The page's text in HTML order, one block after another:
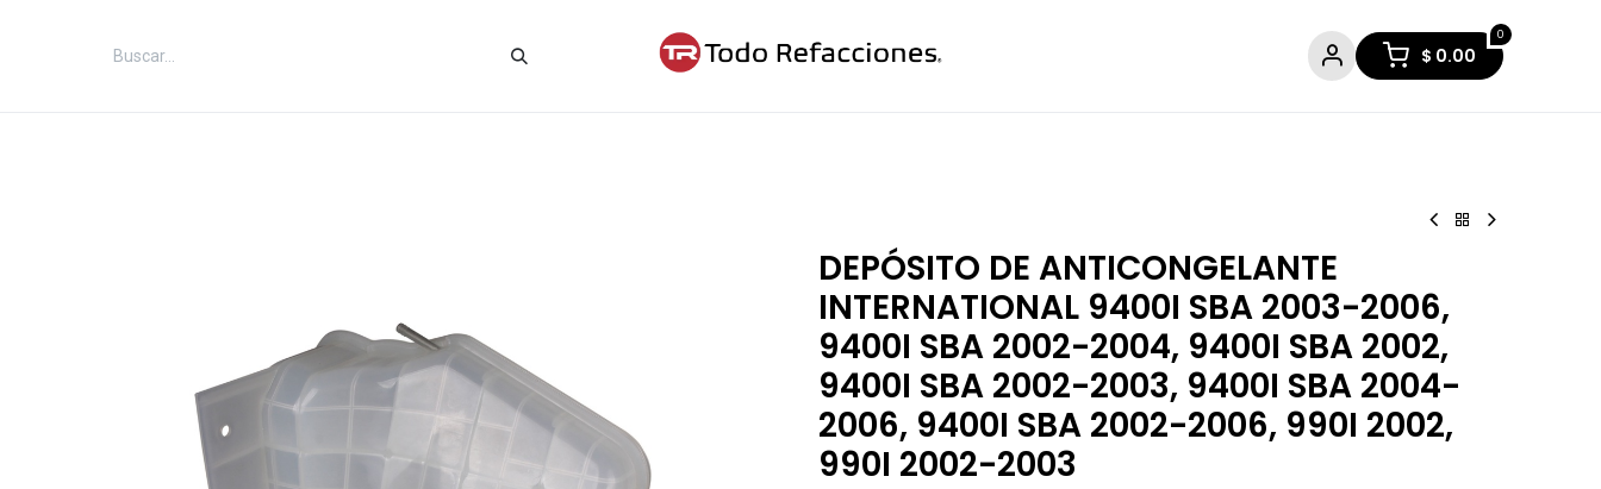
0
$ 0.00
DEPÓSITO DE ANTICONGELANTE
INTERNATIONAL 9400I SBA 2003-2006,
9400I SBA 2002-2004, 9400I SBA 2002,
9400I SBA 2002-2003, 9400I SBA 2004-
2006, 9400I SBA 2002-2006, 990I 2002,
990I 2002-2003